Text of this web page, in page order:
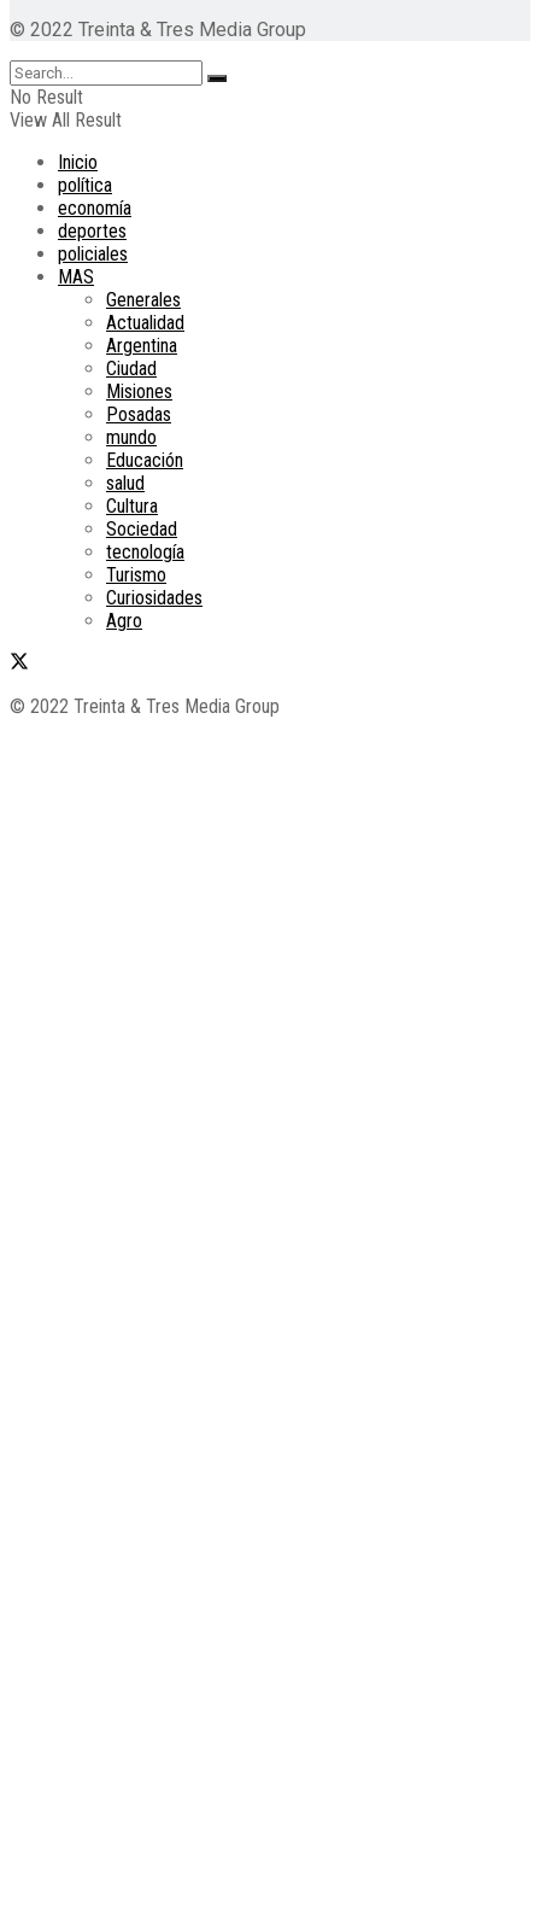
© 2022 Treinta & Tres Media Group
No Result
View All Result
Inicio
política
economía
deportes
policiales
MAS
Generales
Actualidad
Argentina
Ciudad
Misiones
Posadas
mundo
Educación
salud
Cultura
Sociedad
tecnología
Turismo
Curiosidades
Agro
© 2022 Treinta & Tres Media Group